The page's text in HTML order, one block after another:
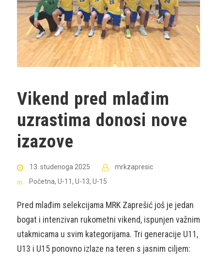
Vikend pred mlađim
uzrastima donosi nove
izazove
13. studenoga 2025
mrkzapresic
Početna, U-11 , U-13, U-15
Pred mlađim selekcijama MRK Zaprešić još je jedan
bogat i intenzivan rukometni vikend, ispunjen važnim
utakmicama u svim kategorijama. Tri generacije U11,
U13 i U15 ponovno izlaze na teren s jasnim ciljem: